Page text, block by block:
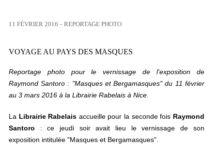
11 FÉVRIER 2016 - REPORTAGE PHOTO
VOYAGE AU PAYS DES MASQUES
Reportage photo pour le vernissage de l'exposition de
Raymond Santoro : "Masques et Bergamasques" du 11 février
au 3 mars 2016 à la Librairie Rabelais à Nice.
La Librairie Rabelais accueille pour la seconde fois Raymond
Santoro : ce jeudi soir avait lieu le vernissage de son
exposition intitulée "Masques et Bergamasques".